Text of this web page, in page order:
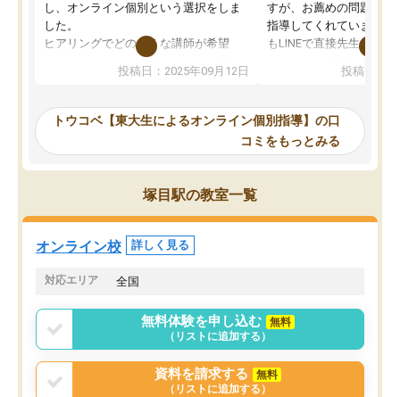
し、オンライン個別という選択をしま
した。
ヒアリングでどのような講師が希望
か、オプションは付帯するかなど選ぶ
事が出来ました。
ーティングを行い、その講師で良いか
見てから講師を決定する事ができま
す。
うちの子は、初回面談の講師の方で決
オンラインツールを使用した単語帳の
共有があり宿題もそちらで出される形
でした。
言う事で講師変更の申し出があり、あ
まりに短期での変更だった為、塾に通
う事にして退会しました。遅れも取り
戻せ、授業内容や講師の方は良かった
と思います。
投稿日：2025年09月12日
すが、お薦めの問題集や
指導してくれています。
もLINEで直接先生に質問
めれるので、個人に合
いなのがあり(有料)、受
ことをどんなスケジュー
くか相談したのですが、
ち期待したものではなく
くなってきたようなので
投稿日：
トウコベ【東大生によるオンライン個別指導】の口
コミをもっとみる
塚目駅の教室一覧
オンライン校 詳しく見る
対応エリア 全国
無料体験を申し込む
無料
（リストに追加する）
資料を請求する
無料
（リストに追加する）